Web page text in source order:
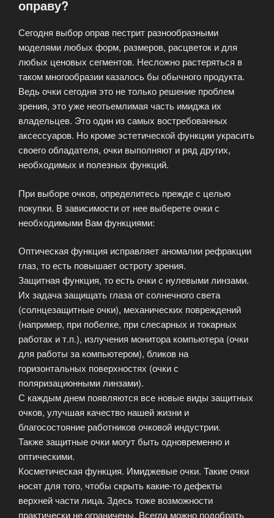
оправу?
Сегодня выбор оправ пестрит разнообразными
моделями любых форм, размеров, расцветок и для
любых ценовых сегментов. Несложно растеряться в
таком многообразии казалось бы обычного продукта.
Ведь очки сегодня это не только решение проблем
зрения, это уже неотьемлимая часть имиджа их
владельцев. Это один из самых востребованных
аксессуаров. Но кроме эстетической функции украсить
своего обладателя, очки выполняют и ряд других,
необходимых и полезных функций.
При выборе очков, определитесь прежде с целью
покупки. В зависимости от нее выберете очки с
необходимыми Вам функциями:
Оптическая функция исправляет аномалии рефракции
глаз, то есть повышает остроту зрения.
Защитная функция, то есть очки с нулевыми линзами.
Их задача защищать глаза от солнечного света
(солнцезащитные очки), механических повреждений
(например, при побелке, при слесарных и токарных
работах и т.п.), излучения монитора компьютера (очки
для работы за компьютером), бликов на
горизонтальных поверхностях (очки с
поляризационными линзами).
С каждым днем появляются все новые виды защитных
очков, улучшая качество нашей жизни и
благосостояние работников очковой индустрии.
Также защитные очки могут быть одновременно и
оптическими.
Косметическая функция. Имиджевые очки. Такие очки
носят для того, чтобы скрыть какие-то дефекты
верхней части лица. Здесь тоже возможности
практически не ограничены. Всегда можно подобрать